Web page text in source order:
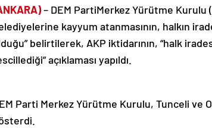
– DEM PartiMerkez Yürütme Kurulu
kayyum atanmasının, halkın
belirtilerek, AKP iktidarının, “halk
açıklaması yapıldı.
Parti Merkez Yürütme Kurulu, Tunceli ve